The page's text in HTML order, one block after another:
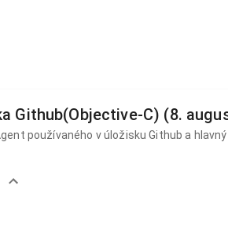
Github(Objective-C) (8.
používaného v úložisku Github a